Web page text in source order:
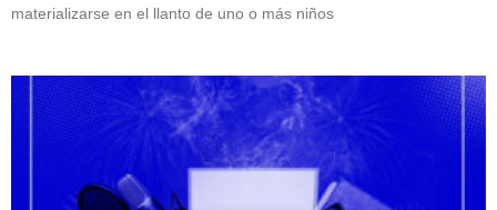
materializarse en el llanto de uno o más niños